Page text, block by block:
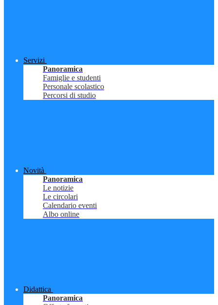
Servizi
Panoramica
Famiglie e studenti
Personale scolastico
Percorsi di studio
Novità
Panoramica
Le notizie
Le circolari
Calendario eventi
Albo online
Didattica
Panoramica